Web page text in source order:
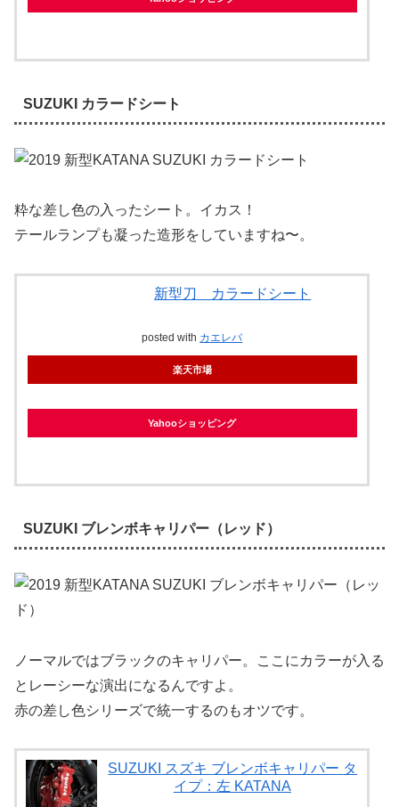
SUZUKI カラードシート
粋な差し色の入ったシート。イカス！
テールランプも凝った造形をしていますね〜。
新型刀 カラードシート
posted with カエレバ
楽天市場
Yahooショッピング
SUZUKI ブレンボキャリパー（レッド）
ノーマルではブラックのキャリパー。ここにカラーが入る
とレーシーな演出になるんですよ。
赤の差し色シリーズで統一するのもオツです。
SUZUKI スズキ ブレンボキャリパー タ
イプ：左 KATANA